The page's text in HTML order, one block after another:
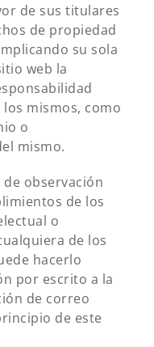
de sus titulares
de propiedad
su sola
web la
mismos, como
o
mismo.
observación
de los
o
de los
hacerlo
por escrito a la
de correo
de este